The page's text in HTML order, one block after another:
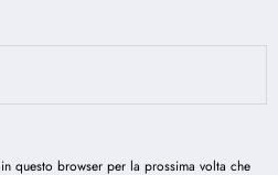
questo browser per la prossima volta che